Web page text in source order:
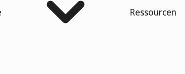
Ressourcen